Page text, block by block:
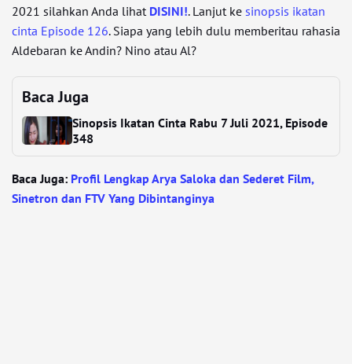
2021 silahkan Anda lihat DISINI!. Lanjut ke sinopsis ikatan
cinta Episode 126. Siapa yang lebih dulu memberitau rahasia
Aldebaran ke Andin? Nino atau Al?
Baca Juga
Sinopsis Ikatan Cinta Rabu 7 Juli 2021, Episode
348
Baca Juga: Profil Lengkap Arya Saloka dan Sederet Film,
Sinetron dan FTV Yang Dibintanginya